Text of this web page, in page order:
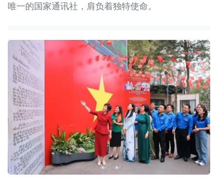
唯一的国家通讯社，肩负着独特使命。